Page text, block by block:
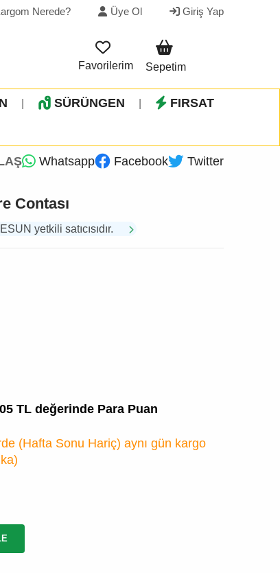
Nerede? Üye Ol Giriş Yap
Favorilerim Sepetim
SÜRÜNGEN FIRSAT
Whatsapp Facebook Twitter
Contası
yetkili satıcısıdır.
TL değerinde Para Puan
(Hafta Sonu Hariç) aynı gün kargo
)